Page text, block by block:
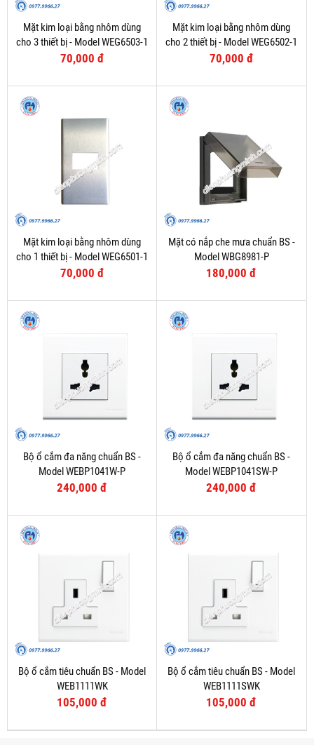
Mặt kim loại bằng nhôm dùng
cho 3 thiết bị - Model WEG6503-1
70,000 đ
Mặt kim loại bằng nhôm dùng
cho 2 thiết bị - Model WEG6502-1
70,000 đ
Mặt kim loại bằng nhôm dùng
cho 1 thiết bị - Model WEG6501-1
70,000 đ
Mặt có nắp che mưa chuẩn BS -
Model WBG8981-P
180,000 đ
Bộ ổ cắm đa năng chuẩn BS -
Model WEBP1041W-P
240,000 đ
Bộ ổ cắm đa năng chuẩn BS -
Model WEBP1041SW-P
240,000 đ
Bộ ổ cắm tiêu chuẩn BS - Model
WEB1111WK
105,000 đ
Bộ ổ cắm tiêu chuẩn BS - Model
WEB1111SWK
105,000 đ